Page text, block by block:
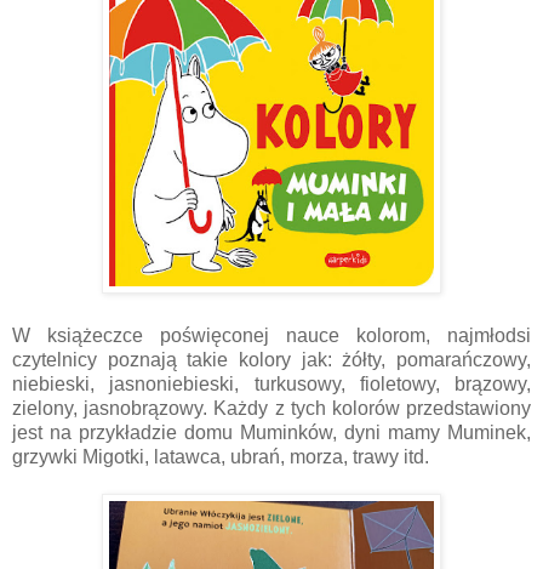
W książeczce poświęconej nauce kolorom, najmłodsi
czytelnicy poznają takie kolory jak: żółty, pomarańczowy,
niebieski, jasnoniebieski, turkusowy, fioletowy, brązowy,
zielony, jasnobrązowy. Każdy z tych kolorów przedstawiony
jest na przykładzie domu Muminków, dyni mamy Muminek,
grzywki Migotki, latawca, ubrań, morza, trawy itd.